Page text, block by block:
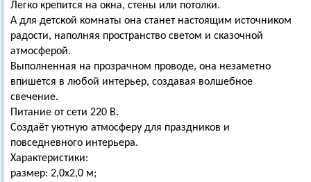
Легко крепится на окна, стены или потолки.
А для детской комнаты она станет настоящим источником
радости, наполняя пространство светом и сказочной
атмосферой.
Выполненная на прозрачном проводе, она незаметно
впишется в любой интерьер, создавая волшебное
свечение.
Питание от сети 220 В.
Создаёт уютную атмосферу для праздников и
повседневного интерьера.
Характеристики:
размер: 2,0х2,0 м;